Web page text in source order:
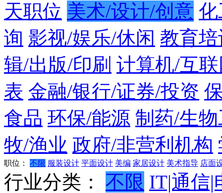
天职位 美术/设计/创意
询 影视/娱乐/休闲 教育
辑/出版/印刷 计算机/互
表 金融/银行/证券/投资
食品 环保/能源 制药/生
牧/渔业 政府/非营利机构
职位： 不限 服装设计 平面设计 美编 家居设计 美术指导 店面
行业分类： 不限 IT|通信|